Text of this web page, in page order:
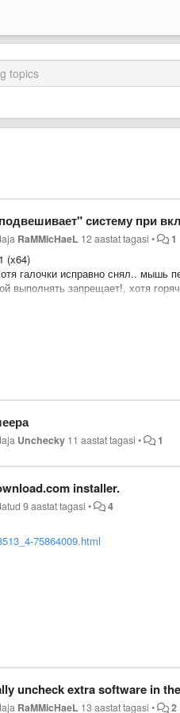
систему при
RaMMicHaeL 12 aastat tagasi • 1
(х64)
галочки исправно снял.. мышь
выполнять запрещает!, хотя
Unchecky 11 aastat tagasi • 1
installer.
9 aastat tagasi • 4
75864009.html
uncheck extra software in
RaMMicHaeL 13 aastat tagasi • 2